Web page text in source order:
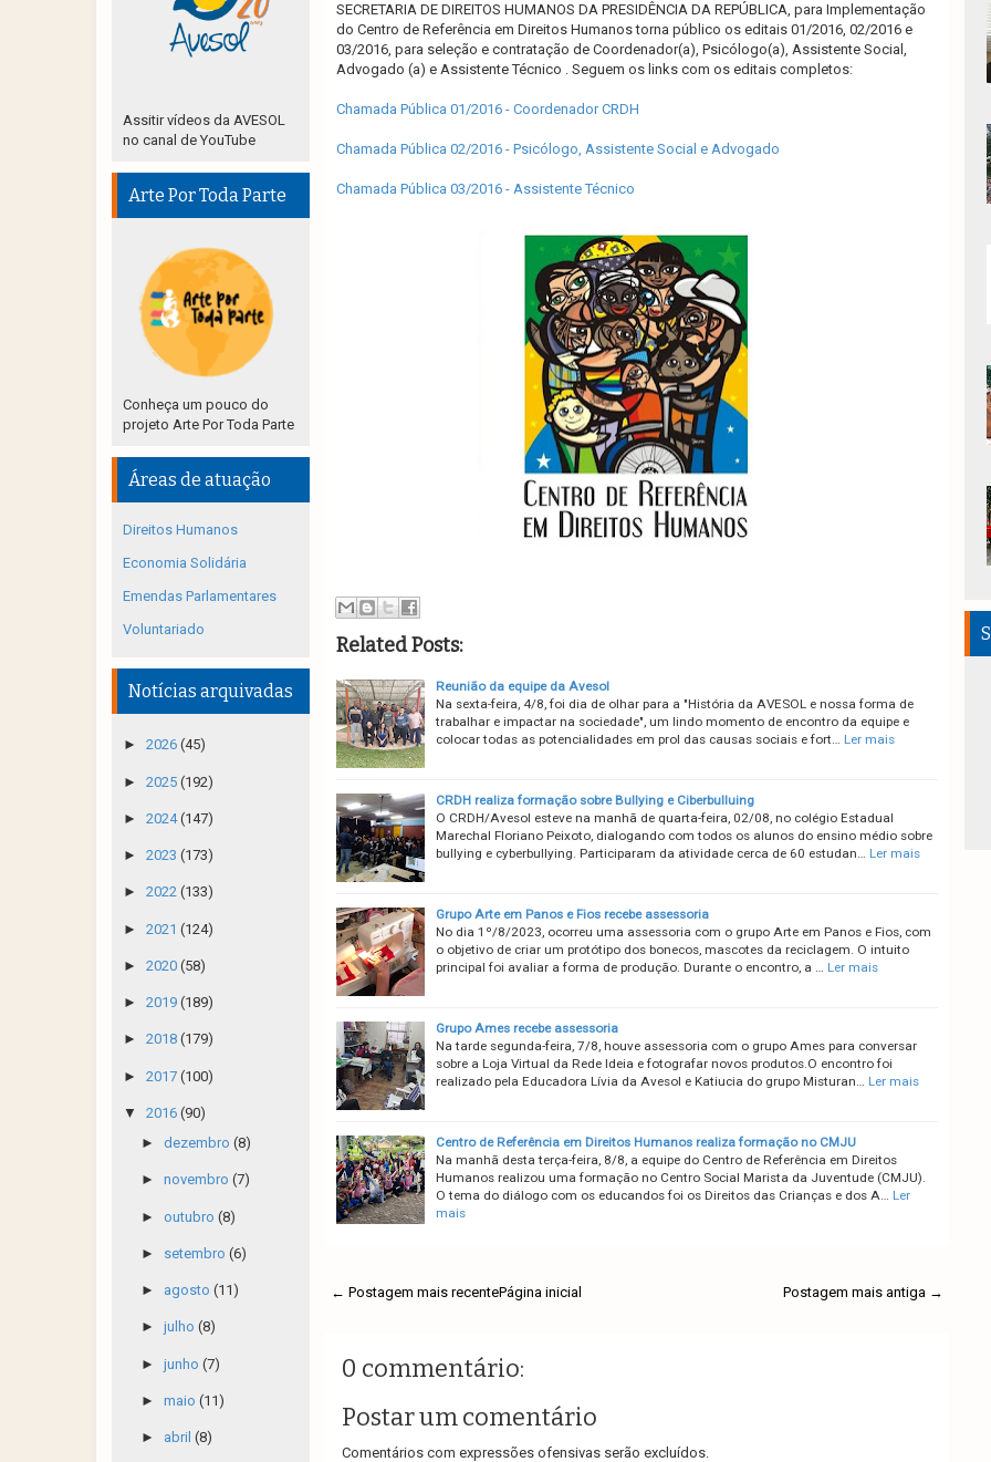
SECRETARIA DE DIREITOS HUMANOS DA PRESIDÊNCIA DA REPÚBLICA, para Implementação
do Centro de Referência em Direitos Humanos torna público os editais 01/2016, 02/2016 e
03/2016, para seleção e contratação de Coordenador(a), Psicólogo(a), Assistente Social,
Advogado (a) e Assistente Técnico . Seguem os links com os editais completos:
Chamada Pública 01/2016 - Coordenador CRDH
Chamada Pública 02/2016 - Psicólogo, Assistente Social e Advogado
Chamada Pública 03/2016 - Assistente Técnico
Related Posts:
Reunião da equipe da Avesol
Na sexta-feira, 4/8, foi dia de olhar para a "História da AVESOL e nossa forma de
trabalhar e impactar na sociedade", um lindo momento de encontro da equipe e
colocar todas as potencialidades em prol das causas sociais e fort…
Ler mais
CRDH realiza formação sobre Bullying e Ciberbulluing
O CRDH/Avesol esteve na manhã de quarta-feira, 02/08, no colégio Estadual
Marechal Floriano Peixoto, dialogando com todos os alunos do ensino médio sobre
bullying e cyberbullying. Participaram da atividade cerca de 60 estudan…
Ler mais
Grupo Arte em Panos e Fios recebe assessoria
No dia 1º/8/2023, ocorreu uma assessoria com o grupo Arte em Panos e Fios, com
o objetivo de criar um protótipo dos bonecos, mascotes da reciclagem. O intuito
principal foi avaliar a forma de produção. Durante o encontro, a …
Ler mais
Grupo Ames recebe assessoria
Na tarde segunda-feira, 7/8, houve assessoria com o grupo Ames para conversar
sobre a Loja Virtual da Rede Ideia e fotografar novos produtos.O encontro foi
realizado pela Educadora Lívia da Avesol e Katiucia do grupo Misturan…
Ler mais
Centro de Referência em Direitos Humanos realiza formação no CMJU
Na manhã desta terça-feira, 8/8, a equipe do Centro de Referência em Direitos
Humanos realizou uma formação no Centro Social Marista da Juventude (CMJU).
O tema do diálogo com os educandos foi os Direitos das Crianças e dos A…
Ler
mais
← Postagem mais recente Postagem mais antiga →
Página inicial
0 commentário:
Postar um comentário
Comentários com expressões ofensivas serão excluídos.
Assitir vídeos da AVESOL
no canal de YouTube
Arte Por Toda Parte
Conheça um pouco do
projeto Arte Por Toda Parte
Áreas de atuação
Direitos Humanos
Economia Solidária
Emendas Parlamentares
Voluntariado
Notícias arquivadas
► 2026 (45)
► 2025 (192)
► 2024(147)
► 2023 (173)
► 2022 (133)
► 2021 (124)
► 2020 (58)
► 2019 (189)
► 2018 (179)
► 2017 (100)
▼ 2016 (90)
► dezembro (8)
► novembro (7)
► outubro (8)
► setembro (6)
► agosto (11)
► julho (8)
► junho (7)
► maio (11)
► abril (8)